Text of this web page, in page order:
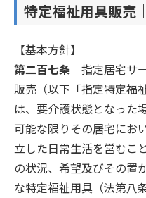
特定福祉用具販売
【基本方針】
第二百七条 指定居宅サ
販売（以下「指定特定福
は、要介護状態となった
可能な限りその居宅にお
立した日常生活を営むこ
の状況、希望及びその置
な特定福祉用具（法第八